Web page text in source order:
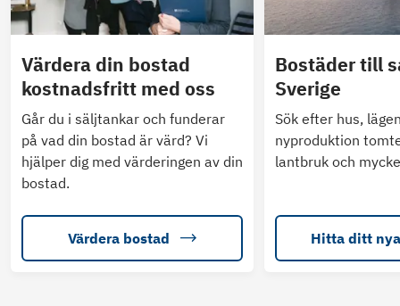
Värdera din bostad
kostnadsfritt med oss
Går du i säljtankar och funderar
på vad din bostad är värd? Vi
hjälper dig med värderingen av din
bostad.
Värdera bostad
Bostäder till
Sverige
Sök efter hus,
nyproduktion
lantbruk och
Hitta ditt